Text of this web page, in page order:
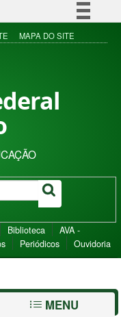
Simplifique!
à informação
MAPA DO SITE
Biblioteca
AVA -
Periódicos Ouvidoria
MENU